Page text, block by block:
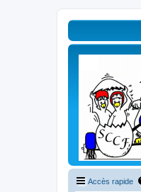
Accès rapide